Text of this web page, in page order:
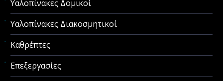
Υαλοπίνακες Δομικοί
Υαλοπίνακες Διακοσμητικοί
Καθρέπτες
Επεξεργασίες